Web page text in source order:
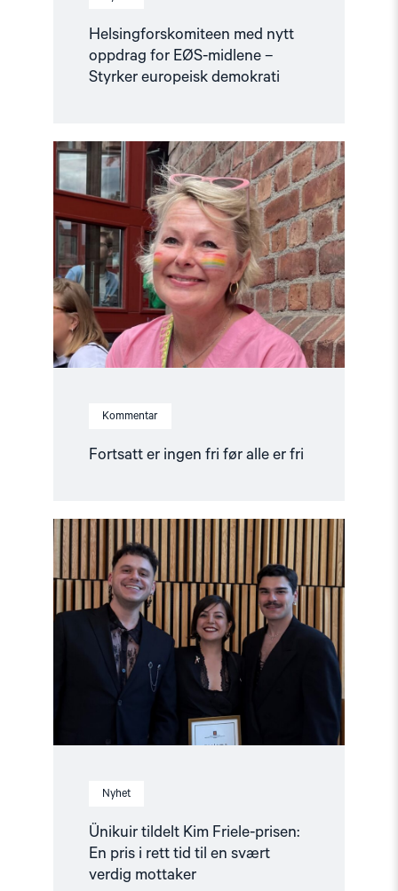
Helsingforskomiteen med nytt
oppdrag for EØS-midlene –
Styrker europeisk demokrati
Kommentar
Fortsatt er ingen fri før alle er fri
Read
article
"Fortsatt
er
ingen
fri
før
alle
er
fri"
Nyhet
Ünikuir tildelt Kim Friele-prisen:
En pris i rett tid til en svært
verdig mottaker
Read
article
"Ünikuir
tildelt
Kim
Friele-
prisen:
En
pris
rett
til
en
svært